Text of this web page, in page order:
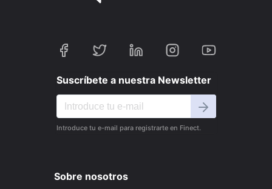
Suscríbete a nuestra Newsletter
Introduce tu e-mail para registrarte en Finect.
Sobre nosotros